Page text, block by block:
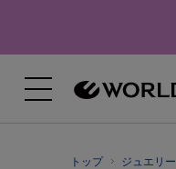
トップ ジュエリー